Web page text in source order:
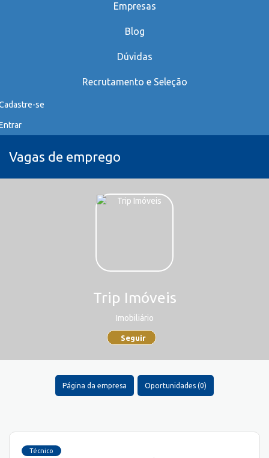
Empresas
Blog
Dúvidas
Recrutamento e Seleção
se
Vagas de emprego
Trip Imóveis
Imobiliário
Seguir
Página da empresa Oportunidades (0)
Técnico